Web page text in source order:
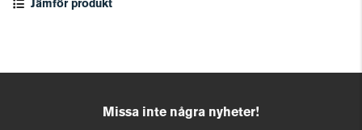
Jämför produkt
Missa inte några nyheter!